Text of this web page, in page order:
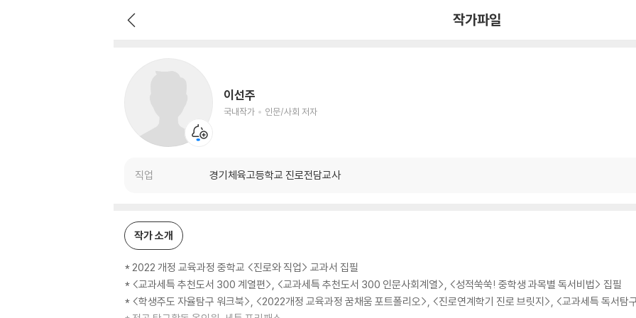
작가파일
이선주
국내작가 인문/사회 저자
직업 경기체육고등학교 진로전담교사
작가 소개
* 2022 개정 교육과정 중학교 <진로와 직업> 교과서 집필
* <교과세특 추천도서 300 계열편>, <교과세특 추천도서 300 인문사회계열>, <성적쑥쑥! 중학생 과목별 독서비법> 집필
* <학생주도 자율탐구 워크북>, <2022개정 교육과정 꿈채움 포트폴리오>, <진로연계학기 진로 브릿지>, <교과세특 독서탐